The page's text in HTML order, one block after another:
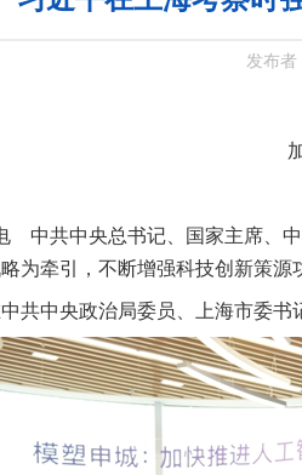
发布者
中共中央总书记、国家主席、
为牵引，不断增强科技创新策
共中央政治局委员、上海市委